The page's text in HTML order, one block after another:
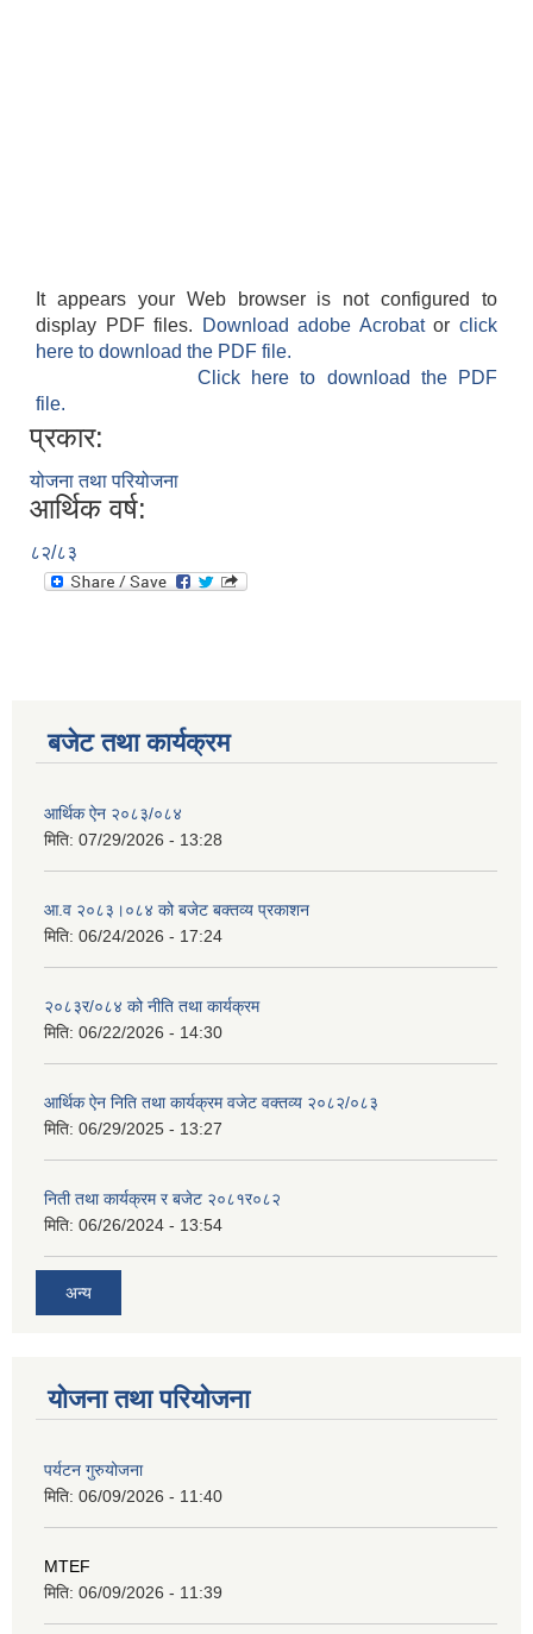
It appears your Web browser is not configured to
display PDF files.
Download adobe Acrobatorclick
here to download the PDF file.
Click here to download the PDF
file.
प्रकार:
योजना तथा परियोजना
आर्थिक वर्ष:
८२/८३
बजेट तथा कार्यक्रम
आर्थिक ऐन २०८३/०८४
मिति: 07/29/2026 - 13:28
आ.व २०८३।०८४ को बजेट बक्तव्य प्रकाशन
मिति: 06/24/2026 - 17:24
२०८३र/०८४ को नीति तथा कार्यक्रम
मिति: 06/22/2026 - 14:30
आर्थिक ऐन निति तथा कार्यक्रम वजेट वक्तव्य २०८२/०८३
मिति: 06/29/2025 - 13:27
निती तथा कार्यक्रम र बजेट २०८१र०८२
मिति: 06/26/2024 - 13:54
अन्य
योजना तथा परियोजना
पर्यटन गुरुयोजना
मिति: 06/09/2026 - 11:40
MTEF
मिति: 06/09/2026 - 11:39